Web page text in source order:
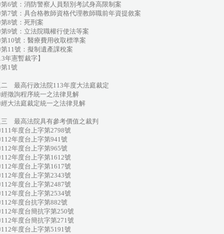
號：消防警察人員類別考試身高限制案
號：具合格教師資格代理教師職前年資提敘案
號：死刑案
號：立法院職權行使法等案
號：醫療費用收取標準案
號：擬制遺產課稅案
年憲暫裁字】
1號
二 最高行政法院113年度大法庭裁定
詢程序統一之法律見解
法庭裁定統一之法律見解
三 最高法院具有參考價值之裁判
年度台上字第2798號
年度台上字第941號
年度台上字第965號
年度台上字第1612號
年度台上字第1617號
年度台上字第2343號
年度台上字第2487號
年度台上字第2534號
年度台抗字第882號
年度台簡抗字第250號
年度台簡抗字第271號
年度台上字第5191號